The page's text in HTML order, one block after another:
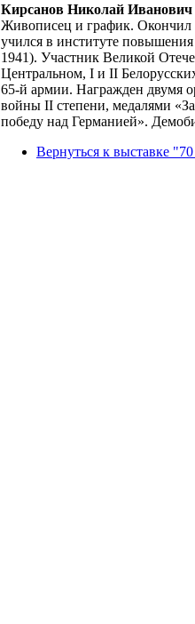
Кирсанов Николай Иванович
Живописец и график. Окончил
учился в институте
1941). Участник Великой
Центральном, I и II
65-й армии. Награжден двумя
войны II степени, медалями
победу над Германией».
Вернуться к выставке